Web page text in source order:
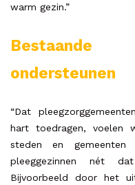
warm gezin.”
ondersteunen
“Dat
hart toedragen, voelen
steden en
pleeggezinnen nét
Bijvoorbeeld door het